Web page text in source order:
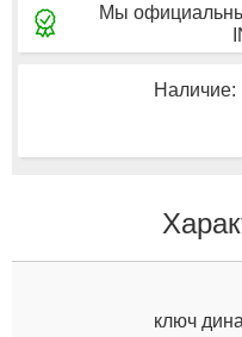
Мы
Наличие:
ключ